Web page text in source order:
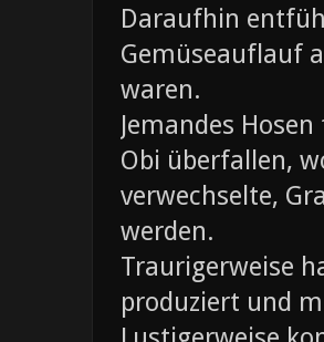
Daraufhin
Gemüseauflauf
waren.
Jemandes
Obi überfallen,
verwechselte,
werden.
Traurigerweise
produziert und